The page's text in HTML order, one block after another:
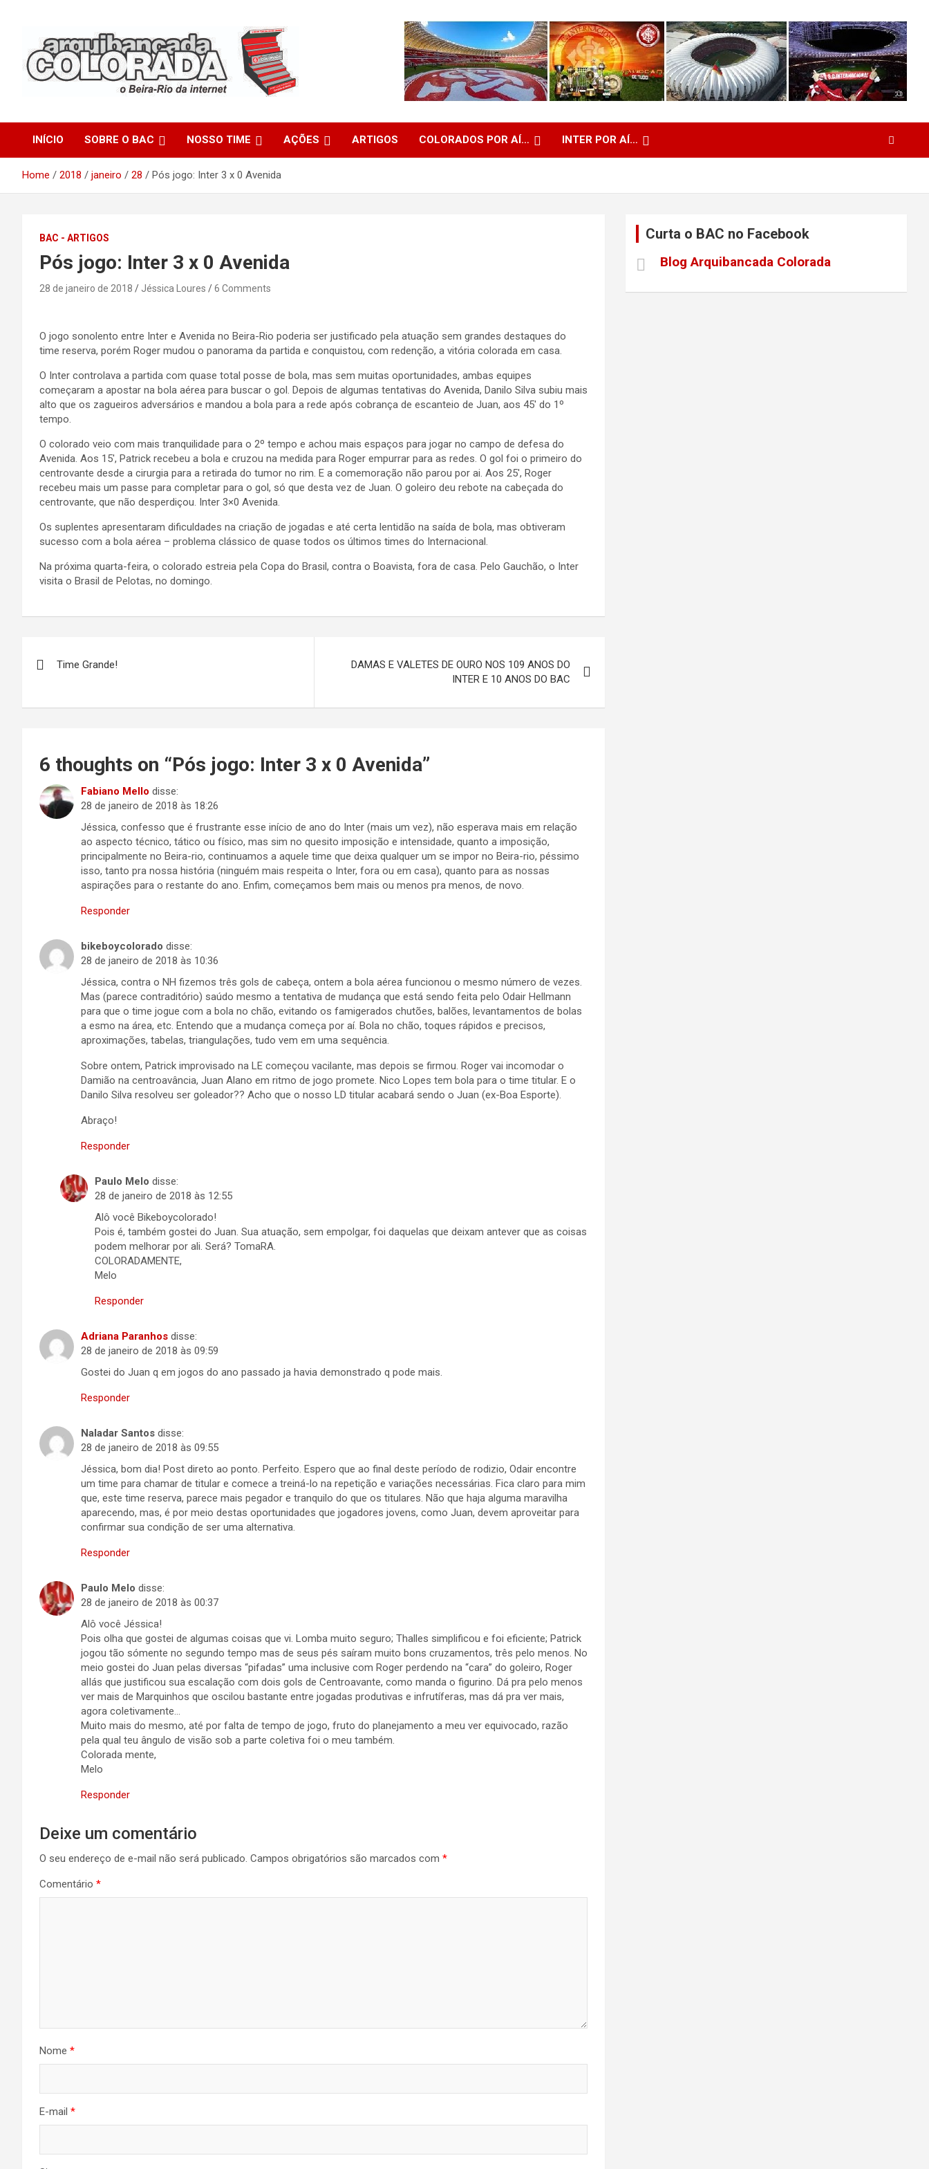
Arquibancada Colorada
INÍCIO SOBRE O BAC NOSSO TIME AÇÕES ARTIGOS COLORADOS POR AÍ… INTER POR AÍ…
Home 2018 janeiro 28 Pós jogo: Inter 3 x 0 Avenida
BAC - ARTIGOS
Pós jogo: Inter 3 x 0 Avenida
28 de janeiro de 2018 Jéssica Loures 6 Comments
O jogo sonolento entre Inter e Avenida no Beira-Rio poderia ser justificado pela atuação sem grandes destaques do
time reserva, porém Roger mudou o panorama da partida e conquistou, com redenção, a vitória colorada em casa.
O Inter controlava a partida com quase total posse de bola, mas sem muitas oportunidades, ambas equipes
começaram a apostar na bola aérea para buscar o gol. Depois de algumas tentativas do Avenida, Danilo Silva subiu mais
alto que os zagueiros adversários e mandou a bola para a rede após cobrança de escanteio de Juan, aos 45′ do 1º
tempo.
O colorado veio com mais tranquilidade para o 2º tempo e achou mais espaços para jogar no campo de defesa do
Avenida. Aos 15′, Patrick recebeu a bola e cruzou na medida para Roger empurrar para as redes. O gol foi o primeiro do
centrovante desde a cirurgia para a retirada do tumor no rim. E a comemoração não parou por ai. Aos 25′, Roger
recebeu mais um passe para completar para o gol, só que desta vez de Juan. O goleiro deu rebote na cabeçada do
centrovante, que não desperdiçou. Inter 3×0 Avenida.
Os suplentes apresentaram dificuldades na criação de jogadas e até certa lentidão na saída de bola, mas obtiveram
sucesso com a bola aérea – problema clássico de quase todos os últimos times do Internacional.
Na próxima quarta-feira, o colorado estreia pela Copa do Brasil, contra o Boavista, fora de casa. Pelo Gauchão, o Inter
visita o Brasil de Pelotas, no domingo.
de
Post
Time Grande!
DAMAS E VALETES DE OURO NOS 109 ANOS DO
INTER E 10 ANOS DO BAC
6 thoughts on “Pós jogo: Inter 3 x 0 Avenida”
Fabiano Mello disse:
28 de janeiro de 2018 às 18:26
Jéssica, confesso que é frustrante esse início de ano do Inter (mais um vez), não esperava mais em relação
ao aspecto técnico, tático ou físico, mas sim no quesito imposição e intensidade, quanto a imposição,
principalmente no Beira-rio, continuamos a aquele time que deixa qualquer um se impor no Beira-rio, péssimo
isso, tanto pra nossa história (ninguém mais respeita o Inter, fora ou em casa), quanto para as nossas
aspirações para o restante do ano. Enfim, começamos bem mais ou menos pra menos, de novo.
Responder
bikeboycolorado disse:
28 de janeiro de 2018 às 10:36
Jéssica, contra o NH fizemos três gols de cabeça, ontem a bola aérea funcionou o mesmo número de vezes.
Mas (parece contraditório) saúdo mesmo a tentativa de mudança que está sendo feita pelo Odair Hellmann
para que o time jogue com a bola no chão, evitando os famigerados chutões, balões, levantamentos de bolas
a esmo na área, etc. Entendo que a mudança começa por aí. Bola no chão, toques rápidos e precisos,
aproximações, tabelas, triangulações, tudo vem em uma sequência.
Sobre ontem, Patrick improvisado na LE começou vacilante, mas depois se firmou. Roger vai incomodar o
Damião na centroavância, Juan Alano em ritmo de jogo promete. Nico Lopes tem bola para o time titular. E o
Danilo Silva resolveu ser goleador?? Acho que o nosso LD titular acabará sendo o Juan (ex-Boa Esporte).
Abraço!
Responder
Paulo Melo disse:
28 de janeiro de 2018 às 12:55
Alô você Bikeboycolorado!
Pois é, também gostei do Juan. Sua atuação, sem empolgar, foi daquelas que deixam antever que as coisas
podem melhorar por ali. Será? TomaRA.
COLORADAMENTE,
Melo
Responder
Adriana Paranhos disse:
28 de janeiro de 2018 às 09:59
Gostei do Juan q em jogos do ano passado ja havia demonstrado q pode mais.
Responder
Naladar Santos disse:
28 de janeiro de 2018 às 09:55
Jéssica, bom dia! Post direto ao ponto. Perfeito. Espero que ao final deste período de rodizio, Odair encontre
um time para chamar de titular e comece a treiná-lo na repetição e variações necessárias. Fica claro para mim
que, este time reserva, parece mais pegador e tranquilo do que os titulares. Não que haja alguma maravilha
aparecendo, mas, é por meio destas oportunidades que jogadores jovens, como Juan, devem aproveitar para
confirmar sua condição de ser uma alternativa.
Responder
Paulo Melo disse:
28 de janeiro de 2018 às 00:37
Alô você Jéssica!
Pois olha que gostei de algumas coisas que vi. Lomba muito seguro; Thalles simplificou e foi eficiente; Patrick
jogou tão sómente no segundo tempo mas de seus pés saíram muito bons cruzamentos, três pelo menos. No
meio gostei do Juan pelas diversas “pifadas” uma inclusive com Roger perdendo na “cara” do goleiro, Roger
alIás que justificou sua escalação com dois gols de Centroavante, como manda o figurino. Dá pra pelo menos
ver mais de Marquinhos que oscilou bastante entre jogadas produtivas e infrutíferas, mas dá pra ver mais,
agora coletivamente…
Muito mais do mesmo, até por falta de tempo de jogo, fruto do planejamento a meu ver equivocado, razão
pela qual teu ângulo de visão sob a parte coletiva foi o meu também.
Colorada mente,
Melo
Responder
Deixe um comentário
O seu endereço de e-mail não será publicado. Campos obrigatórios são marcados com *
Comentário *
Nome *
E-mail *
Curta o BAC no Facebook
Blog Arquibancada Colorada